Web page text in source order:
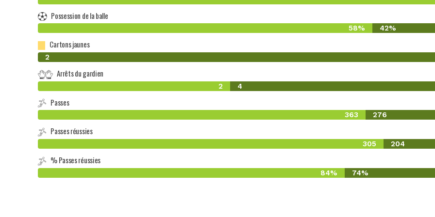
Possession de la balle
58% 42%
Cartons jaunes
0
2
Arrêts du gardien
2 4
Passes
363 276
Passes réussies
305 204
% Passes réussies
84% 74%